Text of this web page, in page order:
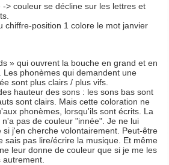
-> couleur se décline sur les lettres et
chiffre-position 1 colore le mot janvier
» qui ouvrent la bouche en grand et en
Les phonèmes qui demandent une
sont plus clairs / plus vifs.
hauteur des sons : les sons bas sont
sont clairs. Mais cette coloration ne
phonèmes, lorsqu'ils sont écrits. La
pas de couleur "innée". Je ne lui
si j'en cherche volontairement. Peut-être
sais pas lire/écrire la musique. Et même
leur donne de couleur que si je me les